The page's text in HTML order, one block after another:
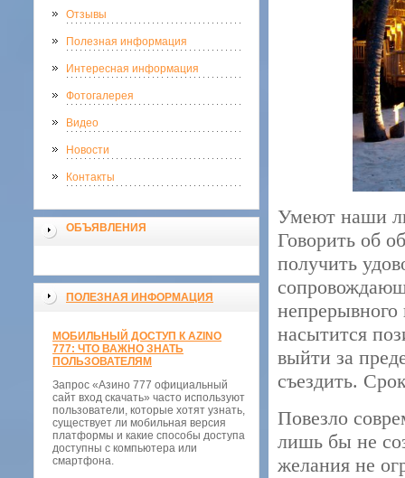
Отзывы
Полезная информация
Интересная информация
Фотогалерея
Видео
Новости
Контакты
ОБЪЯВЛЕНИЯ
ПОЛЕЗНАЯ ИНФОРМАЦИЯ
МОБИЛЬНЫЙ ДОСТУП К AZINO
777: ЧТО ВАЖНО ЗНАТЬ
ПОЛЬЗОВАТЕЛЯМ
Запрос «Азино 777 официальный
сайт вход скачать» часто используют
пользователи, которые хотят узнать,
существует ли мобильная версия
платформы и какие способы доступа
доступны с компьютера или
смартфона.
Умеют наши
Говорить об
получить
насытится
выйти за
съездить.
Повезло
лишь бы не
желания не